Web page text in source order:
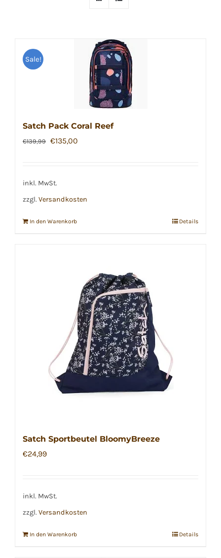
Sale!
Satch Pack Coral Reef
€139,99 Ursprünglicher
€139,99
€135,00
inkl. MwSt.
zzgl. Versandkosten
In den Warenkorb Details
Satch Sportbeutel BloomyBreeze
€24,99
inkl. MwSt.
zzgl. Versandkosten
In den Warenkorb Details